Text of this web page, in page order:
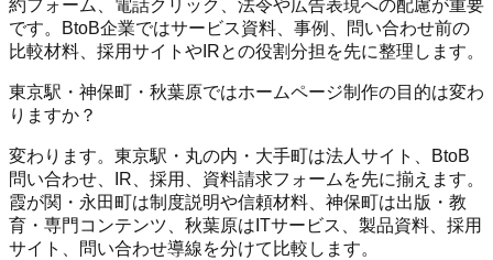
約フォーム、電話クリック、法令や広告表現への配慮が重要
です。BtoB企業ではサービス資料、事例、問い合わせ前の
比較材料、採用サイトやIRとの役割分担を先に整理します。
東京駅・神保町・秋葉原ではホームページ制作の目的は変わ
りますか？
変わります。東京駅・丸の内・大手町は法人サイト、BtoB
問い合わせ、IR、採用、資料請求フォームを先に揃えます。
霞が関・永田町は制度説明や信頼材料、神保町は出版・教
育・専門コンテンツ、秋葉原はITサービス、製品資料、採用
サイト、問い合わせ導線を分けて比較します。